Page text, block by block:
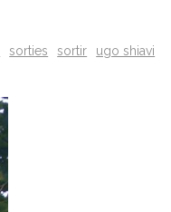
sorties sortir ugo shiavi